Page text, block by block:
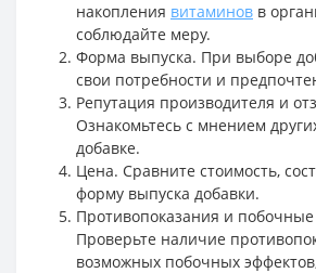
накопления витаминов в
соблюдайте меру.
Форма выпуска. При выборе
свои потребности и
Репутация производителя и
Ознакомьтесь с мнением
добавке.
Цена. Сравните стоимость,
форму выпуска добавки.
Противопоказания и
Проверьте наличие
возможных побочных